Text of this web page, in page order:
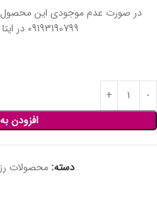
در صورت عدم موجودی این محصول
09193190799 در ایتا و بله مشورت نمایید.
افزودن
دسته: محصولات